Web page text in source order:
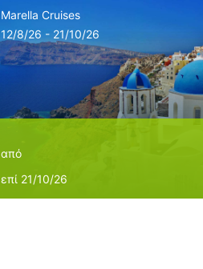
Marella Cruises
12/8/26 - 21/10/26
από
επί 21/10/26